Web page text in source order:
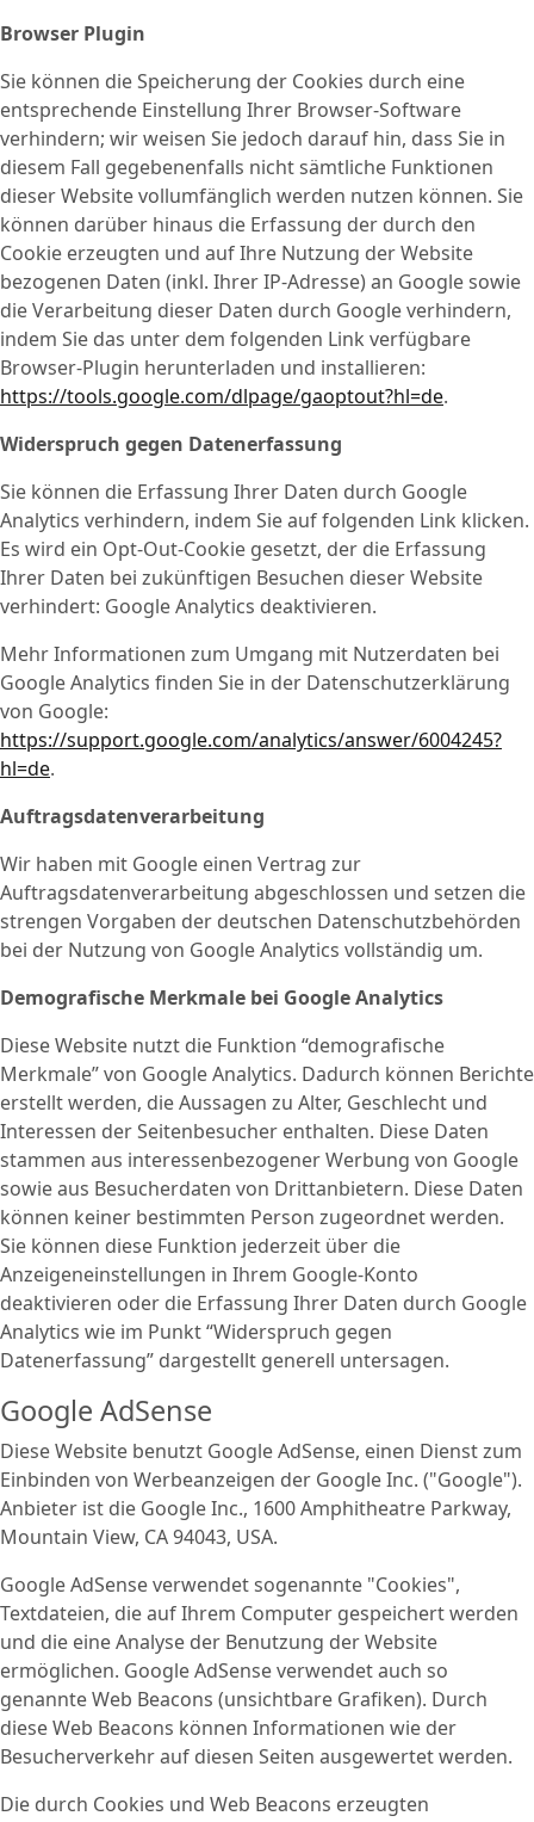
Browser Plugin
Sie können die Speicherung der Cookies durch eine
entsprechende Einstellung Ihrer Browser-Software
verhindern; wir weisen Sie jedoch darauf hin, dass Sie in
diesem Fall gegebenenfalls nicht sämtliche Funktionen
dieser Website vollumfänglich werden nutzen können. Sie
können darüber hinaus die Erfassung der durch den
Cookie erzeugten und auf Ihre Nutzung der Website
bezogenen Daten (inkl. Ihrer IP-Adresse) an Google sowie
die Verarbeitung dieser Daten durch Google verhindern,
indem Sie das unter dem folgenden Link verfügbare
Browser-Plugin herunterladen und installieren:
https://tools.google.com/dlpage/gaoptout?hl=de.
Widerspruch gegen Datenerfassung
Sie können die Erfassung Ihrer Daten durch Google
Analytics verhindern, indem Sie auf folgenden Link klicken.
Es wird ein Opt-Out-Cookie gesetzt, der die Erfassung
Ihrer Daten bei zukünftigen Besuchen dieser Website
verhindert: Google Analytics deaktivieren.
Mehr Informationen zum Umgang mit Nutzerdaten bei
Google Analytics finden Sie in der Datenschutzerklärung
von Google:
https://support.google.com/analytics/answer/6004245?
hl=de.
Auftragsdatenverarbeitung
Wir haben mit Google einen Vertrag zur
Auftragsdatenverarbeitung abgeschlossen und setzen die
strengen Vorgaben der deutschen Datenschutzbehörden
bei der Nutzung von Google Analytics vollständig um.
Demografische Merkmale bei Google Analytics
Diese Website nutzt die Funktion “demografische
Merkmale” von Google Analytics. Dadurch können Berichte
erstellt werden, die Aussagen zu Alter, Geschlecht und
Interessen der Seitenbesucher enthalten. Diese Daten
stammen aus interessenbezogener Werbung von Google
sowie aus Besucherdaten von Drittanbietern. Diese Daten
können keiner bestimmten Person zugeordnet werden.
Sie können diese Funktion jederzeit über die
Anzeigeneinstellungen in Ihrem Google-Konto
deaktivieren oder die Erfassung Ihrer Daten durch Google
Analytics wie im Punkt “Widerspruch gegen
Datenerfassung” dargestellt generell untersagen.
Google AdSense
Diese Website benutzt Google AdSense, einen Dienst zum
Einbinden von Werbeanzeigen der Google Inc. ("Google").
Anbieter ist die Google Inc., 1600 Amphitheatre Parkway,
Mountain View, CA 94043, USA.
Google AdSense verwendet sogenannte "Cookies",
Textdateien, die auf Ihrem Computer gespeichert werden
und die eine Analyse der Benutzung der Website
ermöglichen. Google AdSense verwendet auch so
genannte Web Beacons (unsichtbare Grafiken). Durch
diese Web Beacons können Informationen wie der
Besucherverkehr auf diesen Seiten ausgewertet werden.
Die durch Cookies und Web Beacons erzeugten